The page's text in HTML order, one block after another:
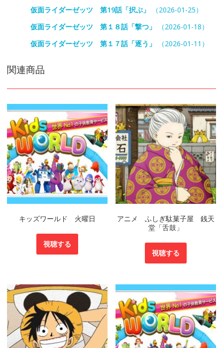
仮面ライダーゼッツ 第19話「択ぶ」
（2026-01-25）
仮面ライダーゼッツ 第１８話「撃つ」
（2026-01-18）
仮面ライダーゼッツ 第１７話「逐う」
（2026-01-11）
関連商品
キッズワールド 火曜日
視聴する
アニメ ふしぎ駄菓子屋 銭天
堂「舌鼓」
視聴する